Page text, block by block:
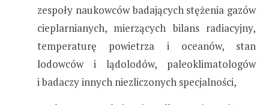
zespoły naukowców badających stężenia gazów
cieplarnianych, mierzących bilans radiacyjny,
temperaturę powietrza i oceanów, stan
lodowców i lądolodów, paleoklimatologów
i badaczy innych niezliczonych specjalności,